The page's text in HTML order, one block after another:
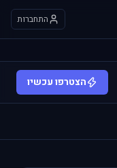
התחברות
הצטרפו עכשיו